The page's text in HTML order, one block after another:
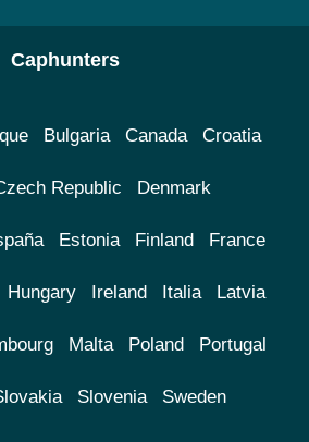
Caphunters
Bulgaria Canada Croatia
Republic Denmark
Estonia Finland France
Hungary Ireland Italia Latvia
Malta Poland Portugal
Slovenia Sweden